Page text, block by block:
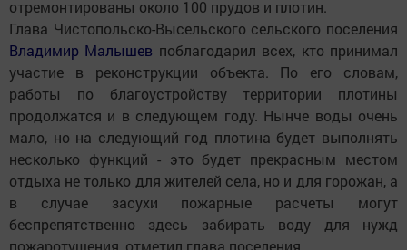
отремонтированы около 100 прудов и плотин.
Глава Чистопольско-Высельского сельского поселения
Владимир Малышев поблагодарил всех, кто принимал
участие в реконструкции объекта. По его словам,
работы по благоустройству территории плотины
продолжатся и в следующем году. Нынче воды очень
мало, но на следующий год плотина будет выполнять
несколько функций - это будет прекрасным местом
отдыха не только для жителей села, но и для горожан, а
в случае засухи пожарные расчеты могут
беспрепятственно здесь забирать воду для нужд
пожаротушения, отметил глава поселения.